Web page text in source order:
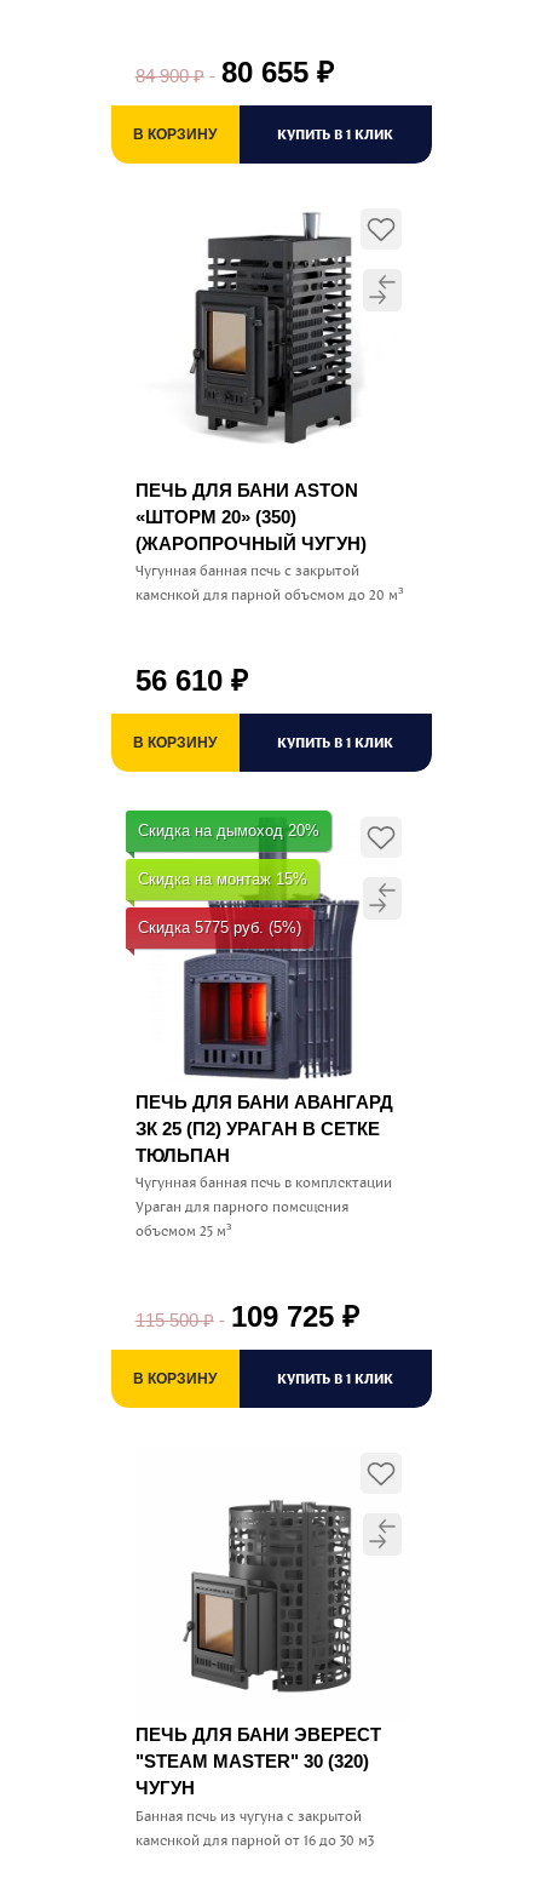
84 900₽ 80 655 ₽
В КОРЗИНУ КУПИТЬ В 1 КЛИК
ПЕЧЬ ДЛЯ БАНИ ASTON
«ШТОРМ 20» (350)
(ЖАРОПРОЧНЫЙ ЧУГУН)
Чугунная банная печь с закрытой
каменкой для парной объемом до 20 м³
56 610 ₽
В КОРЗИНУ КУПИТЬ В 1 КЛИК
Скидка на дымоход 20%
Скидка на монтаж 15%
Скидка 5775 руб. (5%)
ПЕЧЬ ДЛЯ БАНИ АВАНГАРД
ЗК 25 (П2) УРАГАН В СЕТКЕ
ТЮЛЬПАН
Чугунная банная печь в комплектации
Ураган для парного помещения
объемом 25 м³
115 500₽ 109 725 ₽
В КОРЗИНУ КУПИТЬ В 1 КЛИК
ПЕЧЬ ДЛЯ БАНИ ЭВЕРЕСТ
"STEAM MASTER" 30 (320)
ЧУГУН
Банная печь из чугуна с закрытой
каменкой для парной от 16 до 30 м3